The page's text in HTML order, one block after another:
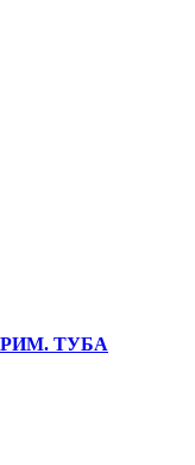
ТУБА